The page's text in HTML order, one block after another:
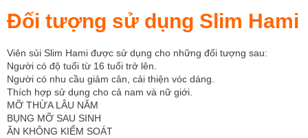
Đối tượng sử dụng Slim Hami
Viên sủi Slim Hami được sử dụng cho những đối tượng sau:
Người có độ tuổi từ 16 tuổi trở lên.
Người có nhu cầu giảm cân, cải thiện vóc dáng.
Thích hợp sử dụng cho cả nam và nữ giới.
MỠ THỪA LÂU NĂM
BỤNG MỠ SAU SINH
ĂN KHÔNG KIỂM SOÁT